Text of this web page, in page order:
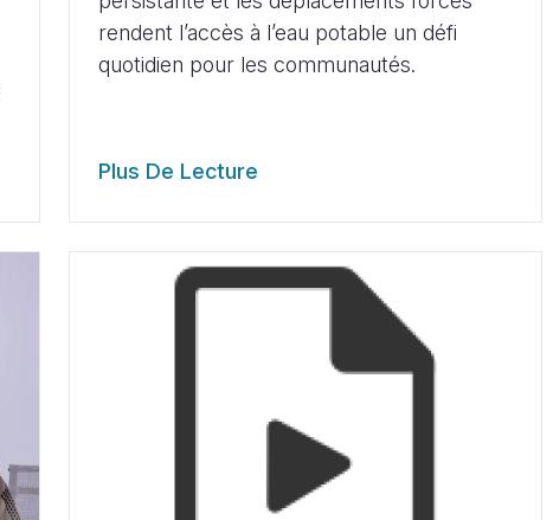
rendent l’accès à l’eau potable un défi
quotidien pour les communautés.
Plus De Lecture